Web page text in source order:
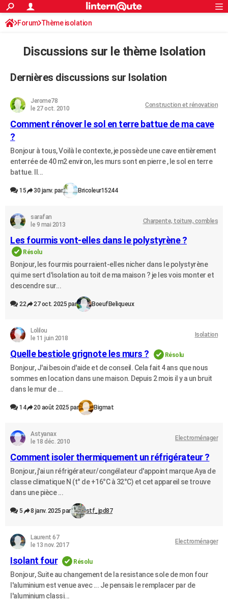
ACTUALITÉS
Politique
Société
Faits Divers
Education
Monde
Villes
+
Coupe du monde 2026
Football
Tennis
Cyclisme
Rugby
CULTURE
FINANCE
Essais
Réserver un essai
Citadines
Berlines
SUV
Forum auto
Mobiles
Meilleur smartphone
Internet
Ordinateurs
Jeux vidéo
Guide high-tech
+BRICOLAGE
Forum
Aménagement intérieur
Extérieur
Cuisine
Salle de bains
Jardinage
Rangement
WEEK-END
Guides de France
Escapades
Patrimoine
Expositions
Musées
Week-end nature
+
Art de vivre
Modes de vie
Alimentation
Guide de la santé
Maladies
Médicaments
Sommeil
VOYAGE
Destinations
City break
Voyage nature
Voyage de noces
Forum
Climat
+PHOTO
GUIDES D'ACHAT
BONS PLANS
CARTE DE VOEUX
Dictionnaire
Biographies
Citations
Expressions
Proverbes
PROGRAMME TV
COPAINS D'AVANT
S'inscrire
Se connecter
Lycées
Collèges
Primaires
Universités
Entreprises
Service militaire
Avis de recherche
AVIS DE DÉCÈS
FORUM
Forum Thème isolation
Discussions sur le thème Isolation
Dernières discussions sur Isolation
Jerome78
le 27 oct. 2010
Construction et rénovation
Comment rénover le sol en terre battue de ma cave
?
Bonjour à tous, Voilà le contexte, je possède une cave entièrement
enterrée de 40 m2 environ, les murs sont en pierre , le sol en terre
battue. Il...
15 30 janv. par Bricoleur15244
sarafan
le 9 mai 2013
Charpente, toiture, combles
Les fourmis vont-elles dans le polystyrène ?
Résolu
Bonjour, les fourmis pourraient-elles nicher dans le polystyrène
qui me sert d'isolation au toit de ma maison ? je les vois monter et
descendre sur...
22 27 oct. 2025 par BoeufBeliqueux
Lolilou
le 11 juin 2018
Isolation
Quelle bestiole grignote les murs ? Résolu
Bonjour, J'ai besoin d'aide et de conseil. Cela fait 4 ans que nous
sommes en location dans une maison. Depuis 2 mois il y a un bruit
dans le mur de ...
14 20 août 2025 par Bigmat
Astyanax
le 18 déc. 2010
Electroménager
Comment isoler thermiquement un réfrigérateur ?
Bonjour, j'ai un réfrigérateur/congélateur d'appoint marque Aya de
classe climatique N (t° de +16°C à 32°C) et cet appareil se trouve
dans une pièce ...
5 8 janv. 2025 par stf_jpd87
Laurent 67
le 13 nov. 2017
Electroménager
Isolant four Résolu
Bonjour, Suite au changement de la resistance sole de mon four
l'aluminium est venue avec ... Je pensais le remplacer par de
l'aluminium classi...